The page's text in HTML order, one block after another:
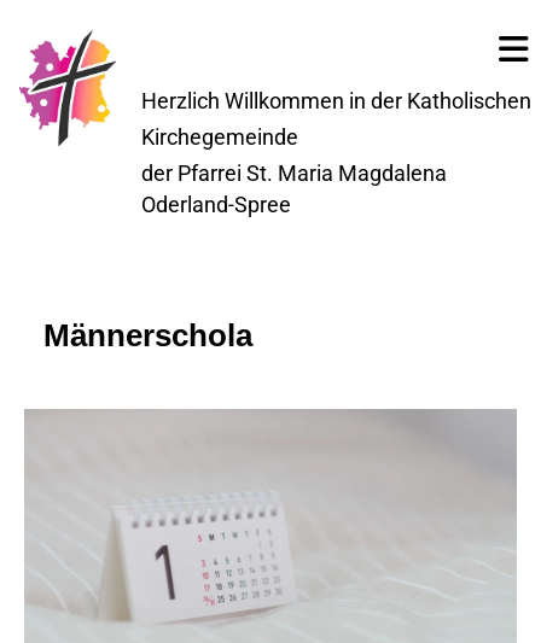
Herzlich Willkommen in der Katholischen
Kirchegemeinde
der Pfarrei St. Maria Magdalena
Oderland-Spree
Männerschola